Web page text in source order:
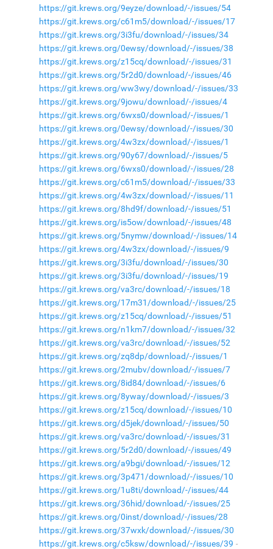
https://git.krews.org/9eyze/download/-/issues/54
https://git.krews.org/c61m5/download/-/issues/17
https://git.krews.org/3i3fu/download/-/issues/34
https://git.krews.org/0ewsy/download/-/issues/38
https://git.krews.org/z15cq/download/-/issues/31
https://git.krews.org/5r2d0/download/-/issues/46
https://git.krews.org/ww3wy/download/-/issues/33
https://git.krews.org/9jowu/download/-/issues/4
https://git.krews.org/6wxs0/download/-/issues/1
https://git.krews.org/0ewsy/download/-/issues/30
https://git.krews.org/4w3zx/download/-/issues/1
https://git.krews.org/90y67/download/-/issues/5
https://git.krews.org/6wxs0/download/-/issues/28
https://git.krews.org/c61m5/download/-/issues/33
https://git.krews.org/4w3zx/download/-/issues/11
https://git.krews.org/8hd9f/download/-/issues/51
https://git.krews.org/is5ow/download/-/issues/48
https://git.krews.org/5nymw/download/-/issues/14
https://git.krews.org/4w3zx/download/-/issues/9
https://git.krews.org/3i3fu/download/-/issues/30
https://git.krews.org/3i3fu/download/-/issues/19
https://git.krews.org/va3rc/download/-/issues/18
https://git.krews.org/17m31/download/-/issues/25
https://git.krews.org/z15cq/download/-/issues/51
https://git.krews.org/n1km7/download/-/issues/32
https://git.krews.org/va3rc/download/-/issues/52
https://git.krews.org/zq8dp/download/-/issues/1
https://git.krews.org/2mubv/download/-/issues/7
https://git.krews.org/8id84/download/-/issues/6
https://git.krews.org/8yway/download/-/issues/3
https://git.krews.org/z15cq/download/-/issues/10
https://git.krews.org/d5jek/download/-/issues/50
https://git.krews.org/va3rc/download/-/issues/31
https://git.krews.org/5r2d0/download/-/issues/49
https://git.krews.org/a9bgi/download/-/issues/12
https://git.krews.org/3p471/download/-/issues/10
https://git.krews.org/1u8ti/download/-/issues/44
https://git.krews.org/36hid/download/-/issues/25
https://git.krews.org/0inst/download/-/issues/28
https://git.krews.org/37wxk/download/-/issues/30
https://git.krews.org/c5ksw/download/-/issues/39